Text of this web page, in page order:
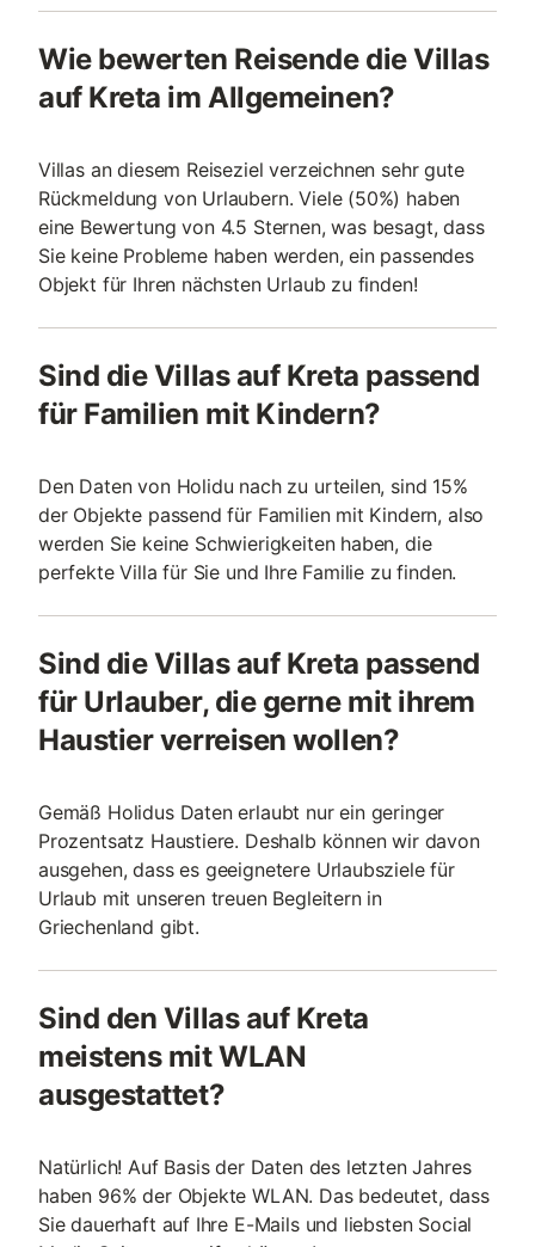
Wie bewerten Reisende die Villas
auf Kreta im Allgemeinen?
Villas an diesem Reiseziel verzeichnen sehr gute
Rückmeldung von Urlaubern. Viele (50%) haben
eine Bewertung von 4.5 Sternen, was besagt, dass
Sie keine Probleme haben werden, ein passendes
Objekt für Ihren nächsten Urlaub zu finden!
Sind die Villas auf Kreta passend
für Familien mit Kindern?
Den Daten von Holidu nach zu urteilen, sind 15%
der Objekte passend für Familien mit Kindern, also
werden Sie keine Schwierigkeiten haben, die
perfekte Villa für Sie und Ihre Familie zu finden.
Sind die Villas auf Kreta passend
für Urlauber, die gerne mit ihrem
Haustier verreisen wollen?
Gemäß Holidus Daten erlaubt nur ein geringer
Prozentsatz Haustiere. Deshalb können wir davon
ausgehen, dass es geeignetere Urlaubsziele für
Urlaub mit unseren treuen Begleitern in
Griechenland gibt.
Sind den Villas auf Kreta
meistens mit WLAN
ausgestattet?
Natürlich! Auf Basis der Daten des letzten Jahres
haben 96% der Objekte WLAN. Das bedeutet, dass
Sie dauerhaft auf Ihre E-Mails und liebsten Social